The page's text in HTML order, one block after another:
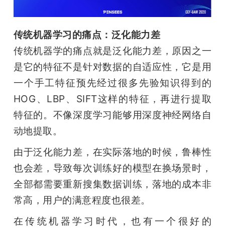
传统机器学习的痛点：泛化能力差
传统机器学的痛点就是泛化能力差，原因之一
是它的特征不是针对数据的自适应性，它是用
一个手工特征预先经过很多先验知识得到的
HOG、LBP、SIFT这样的特征，再进行提取
特征的。不像深度学习能够用深度神经网络自
动地提取。
由于泛化能力差，在实际落地的时候，鲁棒性
也会差，导致每次训练好的模型在换场景时，
全部都需要重新搜集数据训练，落地的成本非
常高，用户的满意程度也很差。
在传统机器学习时代，也有一个很好的